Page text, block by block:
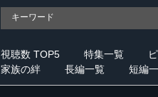
視聴数 TOP5 特集一覧
家族の絆
長編一覧 短編